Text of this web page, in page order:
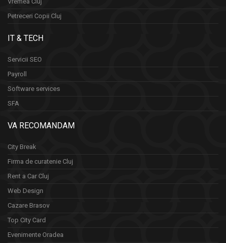
Petreceri Copii Cluj
IT & TECH
Servicii SEO
Payroll
Software services
SFA
VA RECOMANDAM
City Break
Firma de curatenie Cluj
Rent a Car Cluj
Web Design
Cazare Brasov
Top City Card
Evenimente Oradea